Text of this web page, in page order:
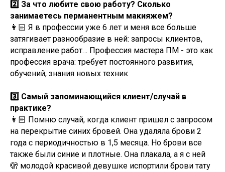
2️⃣ За что любите свою работу? Сколько
занимаетесь перманентным макияжем?
👩🏻 Я в профессии уже 6 лет и меня все больше
затягивает разнообразие в ней: запросы клиентов,
исправление работ… Профессия мастера ПМ - это как
профессия врача: требует постоянного развития,
обучений, знания новых техник
3️⃣ Самый запоминающийся клиент/случай в
практике?
👩🏻 Помню случай, когда клиент пришел с запросом
на перекрытие синих бровей. Она удаляла брови 2
года с периодичностью в 1,5 месяца. Но брови все
также были синие и плотные. Она плакала, а я с ней
🫣 молодой красивой девушке испортили брови тату